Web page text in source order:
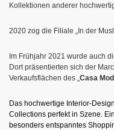
Kollektionen anderer
2020 zog die Filiale „In der
Im Frühjahr 2021 wurde auch
Dort präsentierten sich der
Verkaufsflächen des „ Casa
Das hochwertige Interior-
Collections perfekt in Szene.
besonders entspanntes